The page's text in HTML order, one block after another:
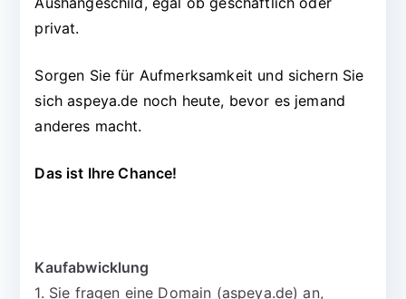
privat.
Sorgen Sie für Aufmerksamkeit und sichern Sie
sich aspeya.de noch heute, bevor es jemand
anderes macht.
Das ist Ihre Chance!
Kaufabwicklung
1. Sie fragen eine Domain (aspeya.de) an,